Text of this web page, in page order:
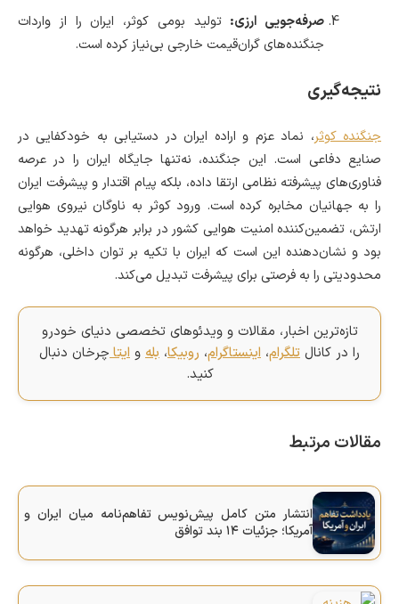
صرفه‌جویی ارزی: تولید بومی کوثر، ایران را از واردات
جنگنده‌های گران‌قیمت خارجی بی‌نیاز کرده است.
نتیجه‌گیری
جنگنده کوثر، نماد عزم و اراده ایران در دستیابی به خودکفایی در
صنایع دفاعی است. این جنگنده، نه‌تنها جایگاه ایران را در عرصه
فناوری‌های پیشرفته نظامی ارتقا داده، بلکه پیام اقتدار و پیشرفت ایران
را به جهانیان مخابره کرده است. ورود کوثر به ناوگان نیروی هوایی
ارتش، تضمین‌کننده امنیت هوایی کشور در برابر هرگونه تهدید خواهد
بود و نشان‌دهنده این است که ایران با تکیه بر توان داخلی، هرگونه
محدودیتی را به فرصتی برای پیشرفت تبدیل می‌کند.
تازه‌ترین اخبار، مقالات و ویدئوهای تخصصی دنیای خودرو
را در کانال تلگرام، اینستاگرام، روبیکا، بله و ایتاچرخان دنبال
کنید.
مقالات مرتبط
انتشار متن کامل پیش‌نویس تفاهم‌نامه میان ایران و
آمریکا؛ جزئیات ۱۴ بند توافق